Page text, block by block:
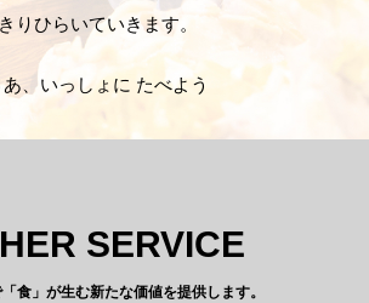
きりひらいていきます。
あ、いっしょに たべよう
SERVICE
食」が生む新たな価値を提供します。